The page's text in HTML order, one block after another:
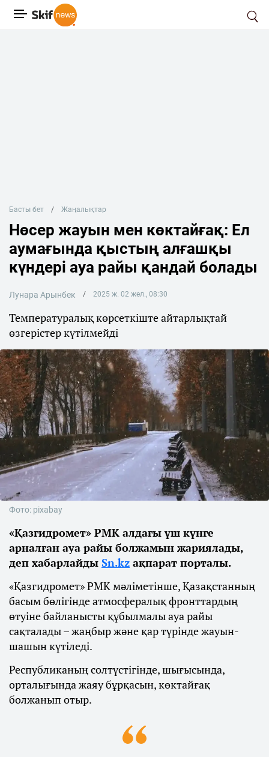
Басты бет Жаңалықтар
Нөсер жауын мен көктайғақ: Ел
аумағында қыстың алғашқы
күндері ауа райы қандай болады
Лунара Арынбек 2025 ж. 02 жел., 08:30
Температуралық көрсеткіште айтарлықтай
өзгерістер күтілмейді
Фото: pixabay
«Қазгидромет» РМК алдағы үш күнге
арналған ауа райы болжамын жариялады,
деп хабарлайды Sn.kz ақпарат порталы.
«Қазгидромет» РМК мәліметінше, Қазақстанның
басым бөлігінде атмосфералық фронттардың
өтуіне байланысты құбылмалы ауа райы
сақталады – жаңбыр және қар түрінде жауын-
шашын күтіледі.
Республиканың солтүстігінде, шығысында,
орталығында жаяу бұрқасын, көктайғақ
болжанып отыр.